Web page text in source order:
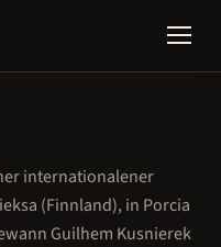
Open
internationalener
(Finnland), in Porcia
Guilhem Kusnierek